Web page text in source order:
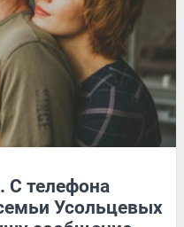
С телефона
Усольцевых